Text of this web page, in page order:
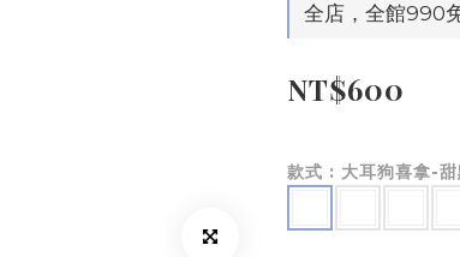
全店，全館990
NT$600
款式 : 大耳狗喜拿-甜